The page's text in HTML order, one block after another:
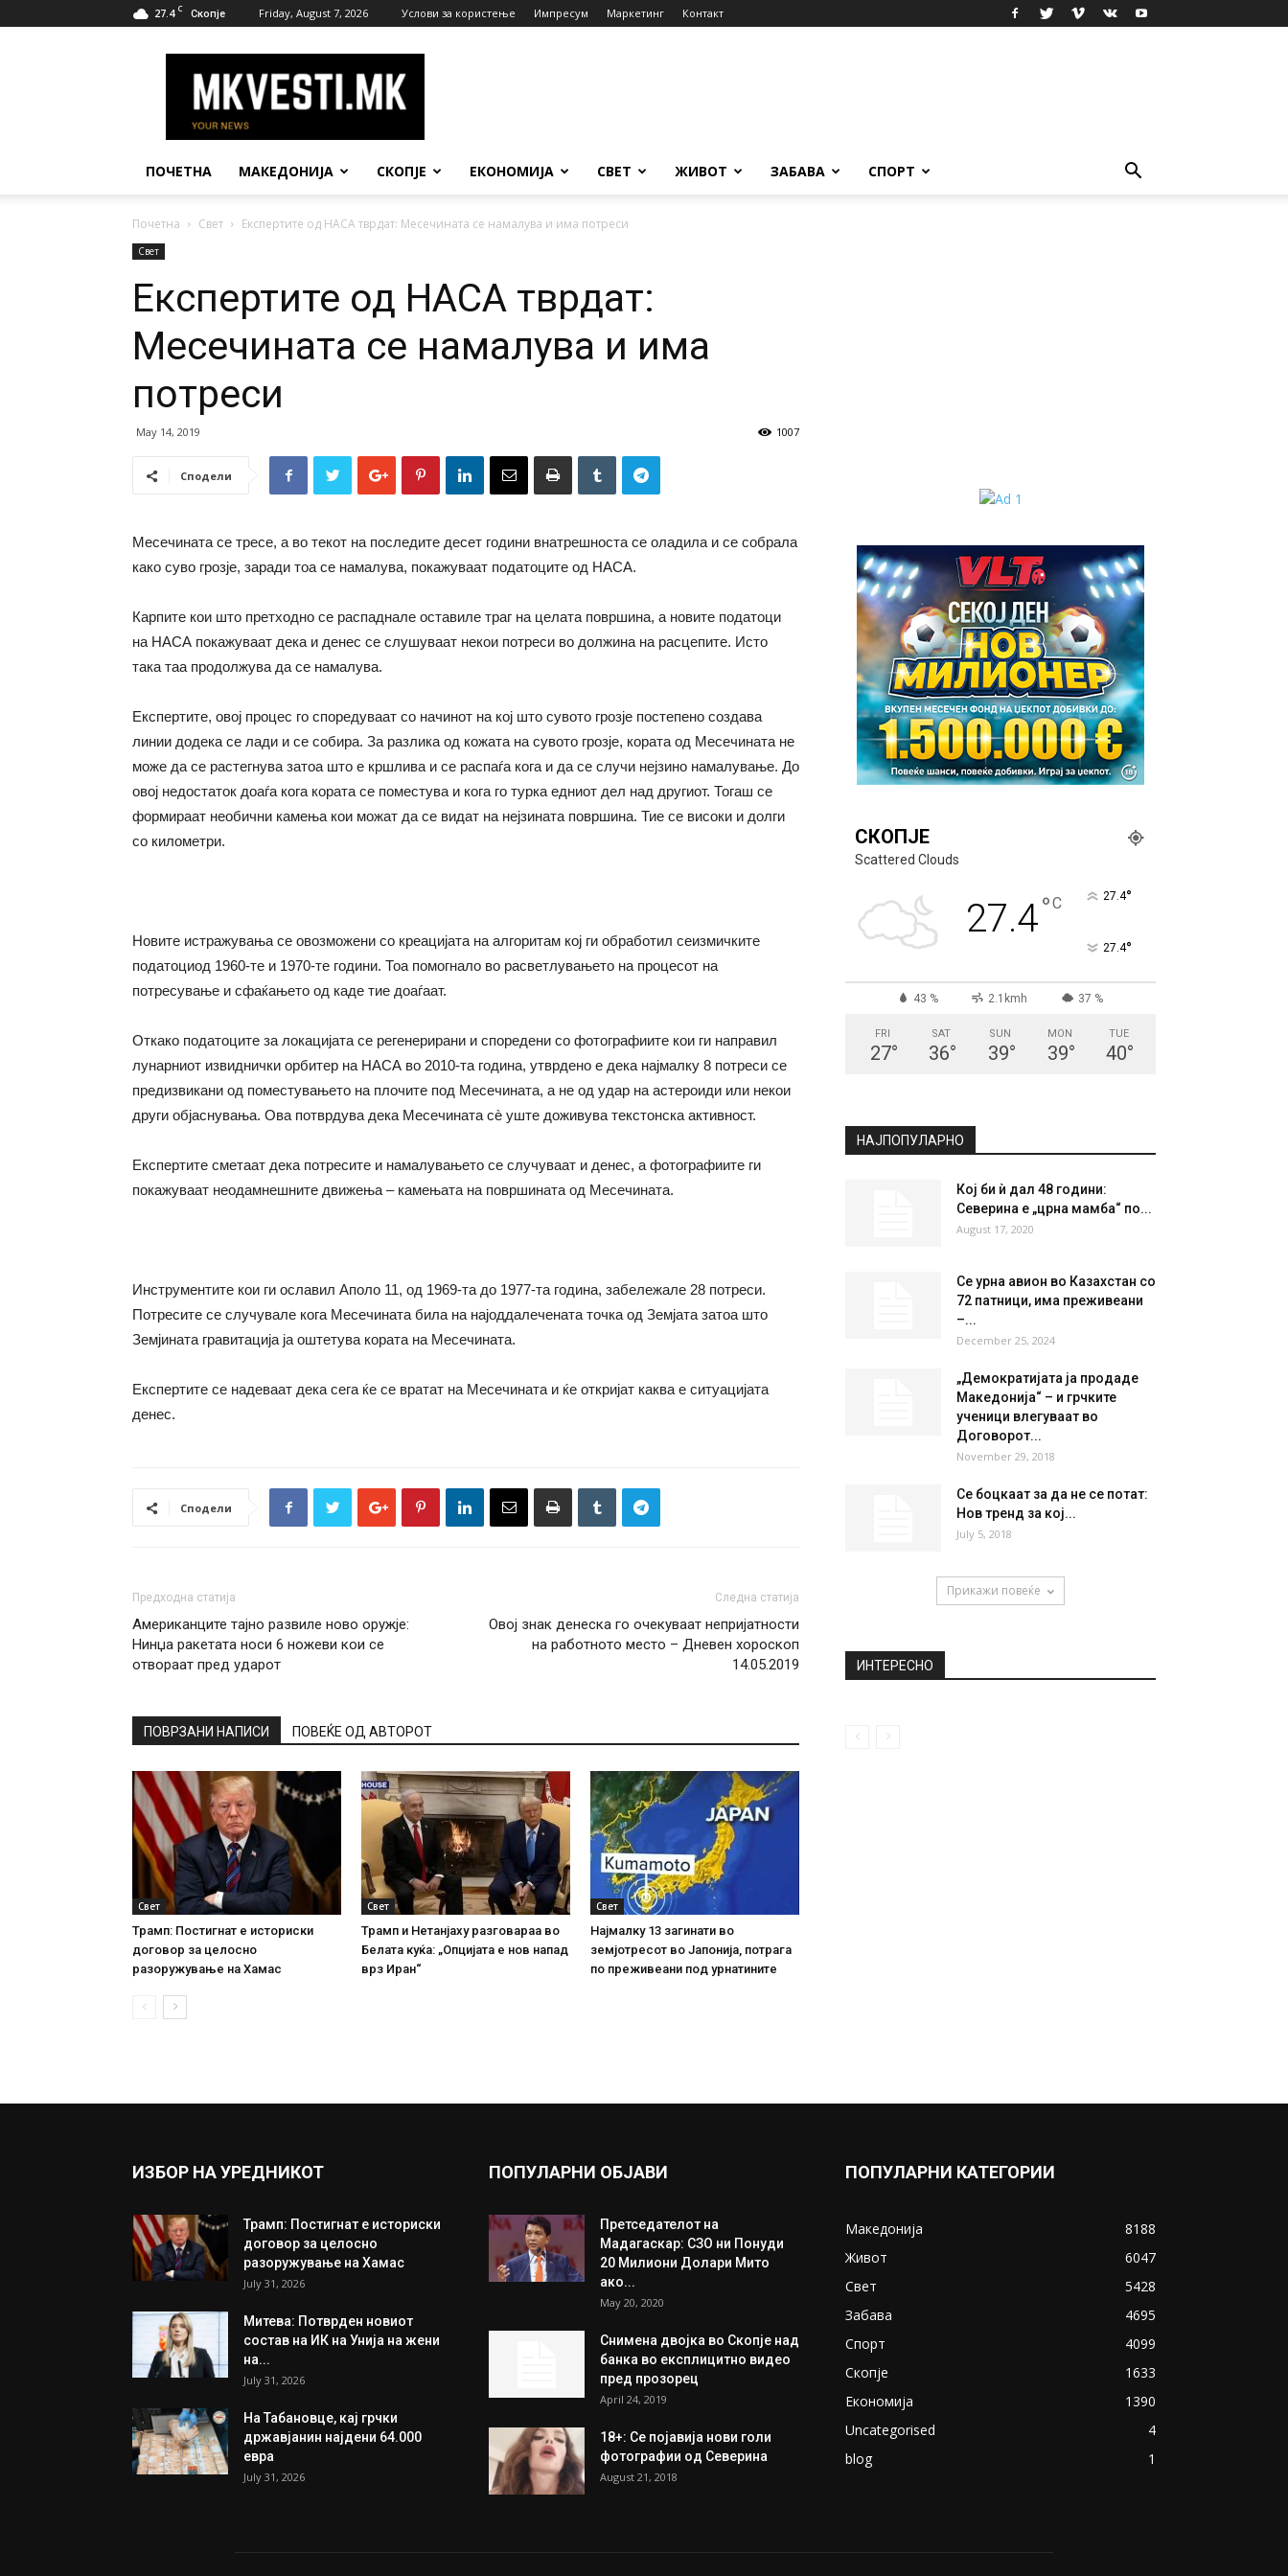
27.4 C Скопје Friday, August 7, 2026 Услови за користење Импресум Маркетинг Контакт
Вести
ПОЧЕТНА МАКЕДОНИЈА СКОПЈЕ ЕКОНОМИЈА СВЕТ ЖИВОТ ЗАБАВА СПОРТ
Почетна Свет Експертите од НАСА тврдат: Месечината се намалува и има потреси
Свет
Експертите од НАСА тврдат:
Месечината се намалува и има
потреси
May 14, 2019 1007
Сподели
Месечината се тресе, а во текот на последите десет години внатрешноста се оладила и се собрала
како суво грозје, заради тоа се намалува, покажуваат податоците од НАСА.
Карпите кои што претходно се распаднале оставиле траг на целата површина, а новите податоци
на НАСА покажуваат дека и денес се слушуваат некои потреси во должина на расцепите. Исто
така таа продолжува да се намалува.
Експертите, овој процес го споредуваат со начинот на кој што сувото грозје постепено создава
линии додека се лади и се собира. За разлика од кожата на сувото грозје, кората од Месечината не
може да се растегнува затоа што е кршлива и се распаѓа кога и да се случи нејзино намалување. До
овој недостаток доаѓа кога кората се поместува и кога го турка едниот дел над другиот. Тогаш се
формираат необични камења кои можат да се видат на нејзината површина. Тие се високи и долги
со километри.
Новите истражувања се овозможени со креацијата на алгоритам кој ги обработил сеизмичките
податоциод 1960-те и 1970-те години. Тоа помогнало во расветлувањето на процесот на
потресување и сфаќањето од каде тие доаѓаат.
Откако податоците за локацијата се регенерирани и споредени со фотографиите кои ги направил
лунарниот извиднички орбитер на НАСА во 2010-та година, утврдено е дека најмалку 8 потреси се
предизвикани од поместувањето на плочите под Месечината, а не од удар на астероиди или некои
други објаснувања. Ова потврдува дека Месечината сè уште доживува текстонска активност.
Експертите сметаат дека потресите и намалувањето се случуваат и денес, а фотографиите ги
покажуваат неодамнешните движења – камењата на површината од Месечината.
Инструментите кои ги ославил Аполо 11, од 1969-та до 1977-та година, забележале 28 потреси.
Потресите се случувале кога Месечината била на најоддалечената точка од Земјата затоа што
Земјината гравитација ја оштетува кората на Месечината.
Експертите се надеваат дека сега ќе се вратат на Месечината и ќе откријат каква е ситуацијата
денес.
Сподели
Предходна статија
Американците тајно развиле ново оружје:
Нинџа ракетата носи 6 ножеви кои се
отвораат пред ударот
Следна статија
Овој знак денеска го очекуваат непријатности
на работното место – Дневен хороскоп
14.05.2019
ПОВРЗАНИ НАПИСИ ПОВЕЌЕ ОД АВТОРОТ
Свет
Трамп: Постигнат е историски
договор за целосно
разоружување на Хамас
Свет
Трамп и Нетанјаху разговараа во
Белата куќа: „Опцијата е нов напад
врз Иран“
Свет
Најмалку 13 загинати во
земјотресот во Јапонија, потрага
по преживеани под урнатините
СКОПЈЕ
Scattered Clouds
27.4°C 27.4°
27.4°
43 % 2.1kmh 37 %
FRI
27°
SAT
36°
SUN
39°
MON
39°
TUE
40°
НАЈПОПУЛАРНО
Кој би ѝ дал 48 години:
Северина е „црна мамба“ по...
August 17, 2020
Се урна авион во Казахстан со
72 патници, има преживеани
–...
December 25, 2024
„Демократијата ја продаде
Македонија“ – и грчките
ученици влегуваат во
Договорот...
November 29, 2018
Се боцкаат за да не се потат:
Нов тренд за кој...
July 5, 2018
Прикажи повеќе
ИНТЕРЕСНО
ИЗБОР НА УРЕДНИКОТ
Трамп: Постигнат е историски
договор за целосно
разоружување на Хамас
July 31, 2026
Митева: Потврден новиот
состав на ИК на Унија на жени
на...
July 31, 2026
На Табановце, кај грчки
државјанин најдени 64.000
евра
July 31, 2026
ПОПУЛАРНИ ОБЈАВИ
Претседателот на
Мадагаскар: СЗО ни Понуди
20 Милиони Долари Мито
ако...
May 20, 2020
Снимена двојка во Скопје над
банка во експлицитно видео
пред прозорец
April 24, 2019
18+: Се појавија нови голи
фотографии од Северина
August 21, 2018
ПОПУЛАРНИ КАТЕГОРИИ
Македонија
8188
Живот
6047
Свет
5428
Забава
4695
Спорт
4099
Скопје
1633
Економија
1390
Uncategorised
4
blog
1